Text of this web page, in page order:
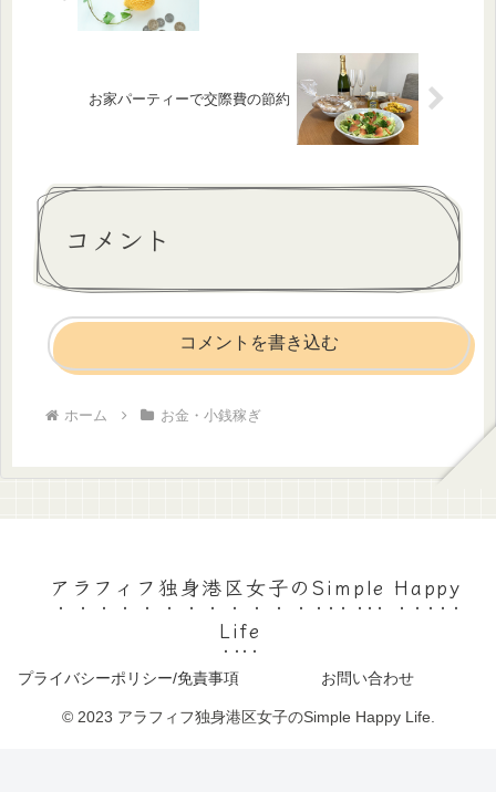
お家パーティーで交際費の節約
コメント
コメントを書き込む
ホーム お金・小銭稼ぎ
アラフィフ独身港区女子のSimple Happy
Life
プライバシーポリシー/免責事項 お問い合わせ
© 2023 アラフィフ独身港区女子のSimple Happy Life.